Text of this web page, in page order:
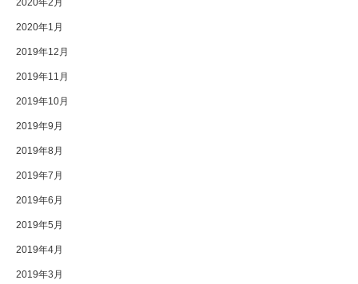
2020年2月
2020年1月
2019年12月
2019年11月
2019年10月
2019年9月
2019年8月
2019年7月
2019年6月
2019年5月
2019年4月
2019年3月